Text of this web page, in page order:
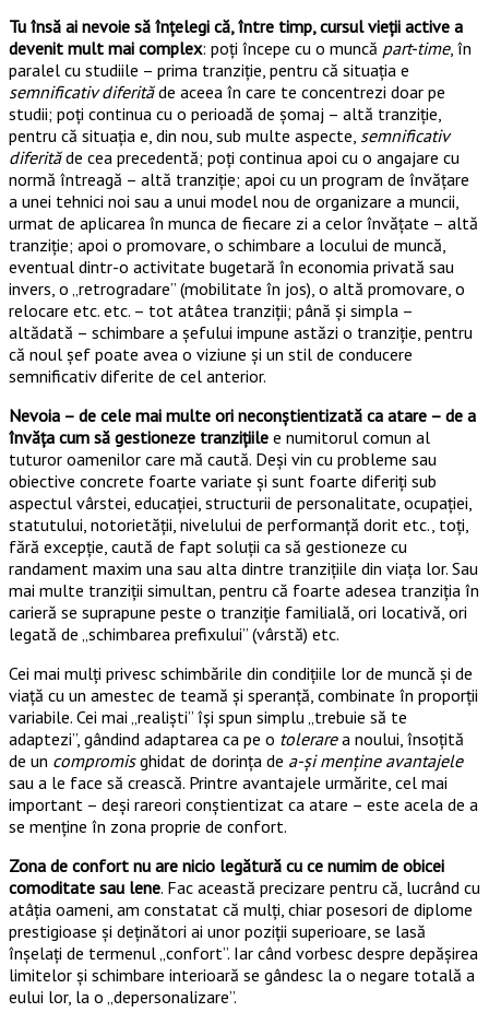
Tu însă ai nevoie să înțelegi că, între timp, cursul vieții active a
devenit mult mai complex: poți începe cu o muncă part-time, în
paralel cu studiile – prima tranziție, pentru că situația e
semnificativ diferităde aceea în care te concentrezi doar pe
studii; poți continua cu o perioadă de șomaj – altă tranziție,
pentru că situația e, din nou, sub multe aspecte, semnificativ
diferităde cea precedentă; poți continua apoi cu o angajare cu
normă întreagă – altă tranziție; apoi cu un program de învățare
a unei tehnici noi sau a unui model nou de organizare a muncii,
urmat de aplicarea în munca de fiecare zi a celor învățate – altă
tranziție; apoi o promovare, o schimbare a locului de muncă,
eventual dintr-o activitate bugetară în economia privată sau
invers, o „retrogradare” (mobilitate în jos), o altă promovare, o
relocare etc. etc. – tot atâtea tranziții; până și simpla –
altădată – schimbare a șefului impune astăzi o tranziție, pentru
că noul șef poate avea o viziune și un stil de conducere
semnificativ diferite de cel anterior.
Nevoia – de cele mai multe ori neconștientizată ca atare – de a
învăța cum să gestioneze tranzițiile e numitorul comun al
tuturor oamenilor care mă caută. Deși vin cu probleme sau
obiective concrete foarte variate și sunt foarte diferiți sub
aspectul vârstei, educației, structurii de personalitate, ocupației,
statutului, notorietății, nivelului de performanță dorit etc., toți,
fără excepție, caută de fapt soluții ca să gestioneze cu
randament maxim una sau alta dintre tranzițiile din viața lor. Sau
mai multe tranziții simultan, pentru că foarte adesea tranziția în
carieră se suprapune peste o tranziție familială, ori locativă, ori
legată de „schimbarea prefixului” (vârstă) etc.
Cei mai mulți privesc schimbările din condițiile lor de muncă și de
viață cu un amestec de teamă și speranță, combinate în proporții
variabile. Cei mai „realiști” își spun simplu „trebuie să te
adaptezi”, gândind adaptarea ca pe o tolerarea noului, însoțită
de un compromisghidat de dorința de a-și menține avantajele
sau a le face să crească. Printre avantajele urmărite, cel mai
important – deși rareori conștientizat ca atare – este acela de a
se menține în zona proprie de confort.
Zona de confort nu are nicio legătură cu ce numim de obicei
comoditate sau lene. Fac această precizare pentru că, lucrând cu
atâția oameni, am constatat că mulți, chiar posesori de diplome
prestigioase și deținători ai unor poziții superioare, se lasă
înșelați de termenul „confort”. Iar când vorbesc despre depășirea
limitelor și schimbare interioară se gândesc la o negare totală a
eului lor, la o „depersonalizare”.